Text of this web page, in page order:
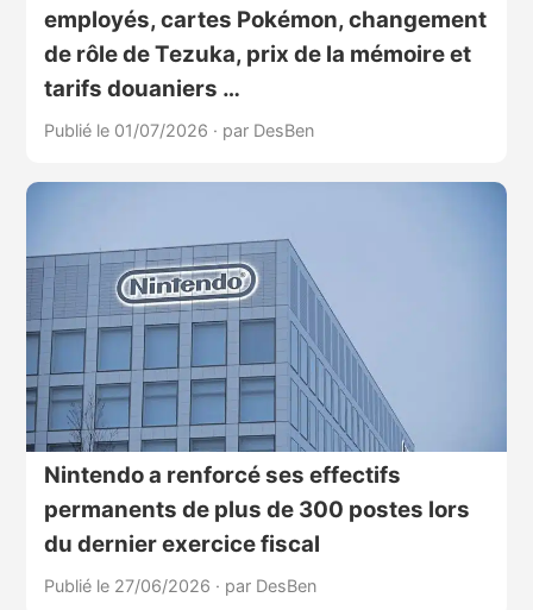
employés, cartes Pokémon, changement
de rôle de Tezuka, prix de la mémoire et
tarifs douaniers …
Publié le 01/07/2026 · par DesBen
Nintendo a renforcé ses effectifs
permanents de plus de 300 postes lors
du dernier exercice fiscal
Publié le 27/06/2026 · par DesBen